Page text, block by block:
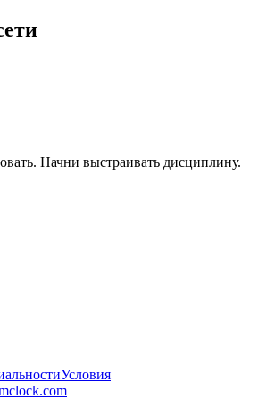
Начни выстраивать дисциплину.
Условия